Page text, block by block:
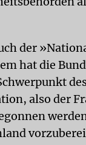
der
hat die
also der